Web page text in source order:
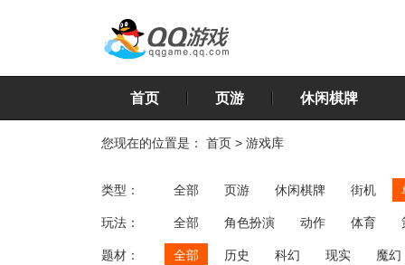
首页 页游 休闲棋牌
您现在的位置是： 首页 > 游戏库
类型： 全部 页游 休闲棋牌 街机
玩法： 全部 角色扮演 动作 体育
飞行
恋爱 第三人称射击 棋类
题材： 全部 历史 科幻 现实 魔幻